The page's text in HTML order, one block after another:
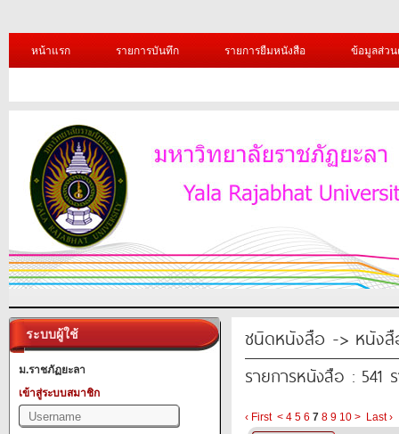
หน้าแรก รายการบันทึก รายการยืมหนังสือ ข้อมูลส่ว
ระบบผู้ใช้
ม.ราชภัฏยะลา
เข้าสู่ระบบสมาชิก
ชนิดหนังสือ -> หนังสื
รายการหนังสือ : 541
‹ First < 4 5 6 7 8 9 10 > Last ›